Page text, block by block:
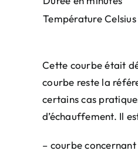
Température Celsius
Cette courbe était
courbe reste la
certains cas
d’échauffement. Il
– courbe